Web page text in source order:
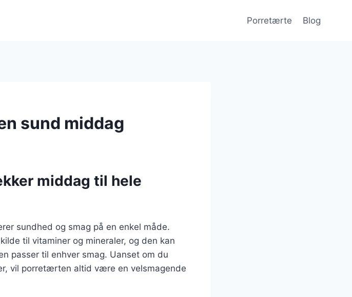
Porretærte Blog
sund middag
middag til hele
sundhed og smag på en enkel måde.
til vitaminer og mineraler, og den kan
passer til enhver smag. Uanset om du
vil porretærten altid være en velsmagende